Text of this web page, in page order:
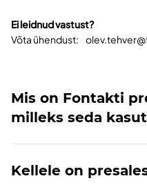
Ei leidnud vastust?
Võta ühendust:
Mis on Fontakti
milleks seda
Kellele on